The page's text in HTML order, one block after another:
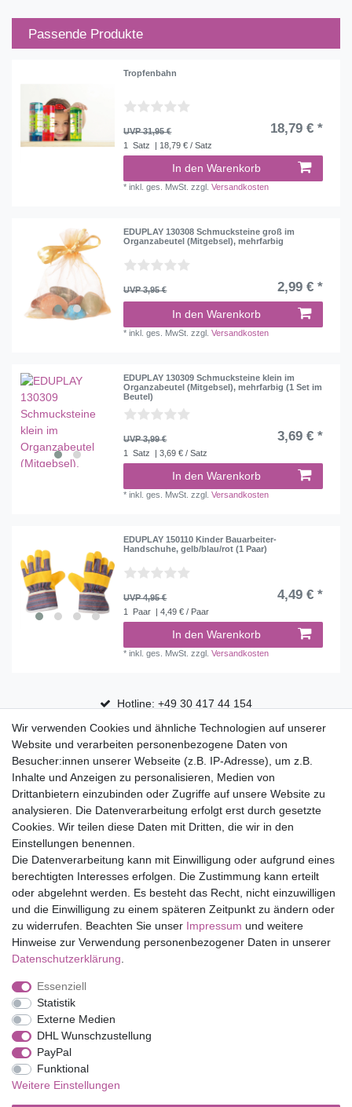
Passende Produkte
Tropfenbahn
UVP 31,95 € 18,79 € *
1 Satz | 18,79 € / Satz
In den Warenkorb
*inkl. ges. MwSt. zzgl.Versandkosten
EDUPLAY 130308 Schmucksteine groß im
Organzabeutel (Mitgebsel), mehrfarbig
UVP 3,95 € 2,99 € *
In den Warenkorb
*inkl. ges. MwSt. zzgl.Versandkosten
EDUPLAY 130309 Schmucksteine klein im
Organzabeutel (Mitgebsel), mehrfarbig (1 Set im
Beutel)
UVP 3,99 € 3,69 € *
1 Satz | 3,69 € / Satz
In den Warenkorb
*inkl. ges. MwSt. zzgl.Versandkosten
EDUPLAY 150110 Kinder Bauarbeiter-
Handschuhe, gelb/blau/rot (1 Paar)
UVP 4,95 € 4,49 € *
1 Paar | 4,49 € / Paar
In den Warenkorb
*inkl. ges. MwSt. zzgl.Versandkosten
Hotline: +49 30 417 44 154
30 Tage Rückgaberecht
Versandfrei ab 75 € in Deutschland
Top Marken
Eduplay
Folia Bringmann
Shop
Mein Konto
Service
Versandkosten
Impressum
Barrierefreiheitserklärung
Vertrag widerrufen
Wir verwenden Cookies und ähnliche Technologien auf unserer
Website und verarbeiten personenbezogene Daten von
Besucher:innen unserer Webseite (z.B. IP-Adresse), um z.B.
Inhalte und Anzeigen zu personalisieren, Medien von
Drittanbietern einzubinden oder Zugriffe auf unsere Website zu
analysieren. Die Datenverarbeitung erfolgt erst durch gesetzte
Cookies. Wir teilen diese Daten mit Dritten, die wir in den
Einstellungen benennen.
Die Datenverarbeitung kann mit Einwilligung oder aufgrund eines
berechtigten Interesses erfolgen. Die Zustimmung kann erteilt
oder abgelehnt werden. Es besteht das Recht, nicht einzuwilligen
und die Einwilligung zu einem späteren Zeitpunkt zu ändern oder
zu widerrufen. Beachten Sie unser Impressum und weitere
Hinweise zur Verwendung personenbezogener Daten in unserer
Daten­schutz­erklärung
Essenziell
Statistik
Externe Medien
DHL Wunschzustellung
PayPal
Funktional
Weitere Einstellungen